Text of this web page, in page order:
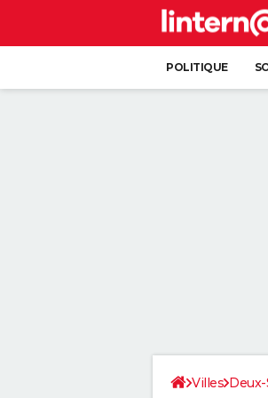
POLITIQUE
Villes